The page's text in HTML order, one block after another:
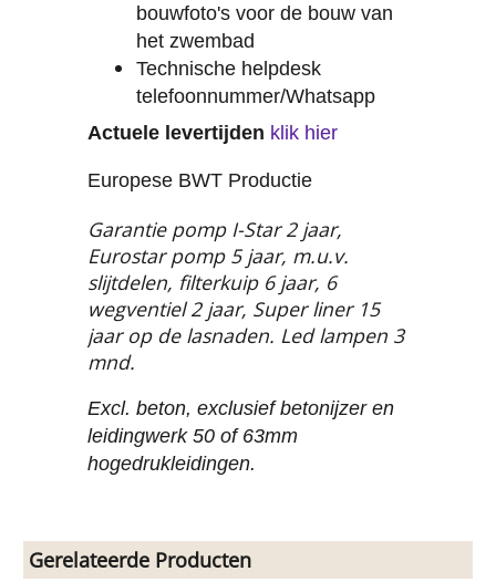
bouwfoto's voor de bouw van
het zwembad
Technische helpdesk
telefoonnummer/Whatsapp
Actuele levertijden klik hier
Europese BWT Productie
Garantie pomp I-Star 2 jaar,
Eurostar pomp 5 jaar, m.u.v.
slijtdelen, filterkuip 6 jaar, 6
wegventiel 2 jaar, Super liner 15
jaar op de lasnaden. Led lampen 3
mnd.
Excl. beton, exclusief betonijzer en
leidingwerk 50 of 63mm
hogedrukleidingen.
Gerelateerde Producten